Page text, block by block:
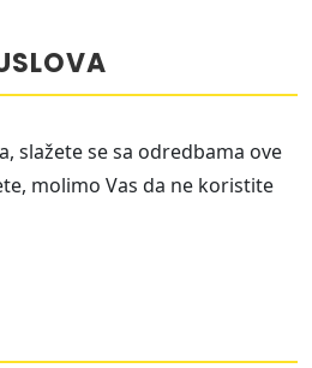
slažete se sa odredbama ove
molimo Vas da ne koristite